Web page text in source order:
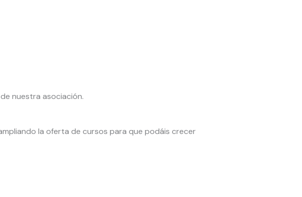
nuestra asociación.
la oferta de cursos para que podáis crecer